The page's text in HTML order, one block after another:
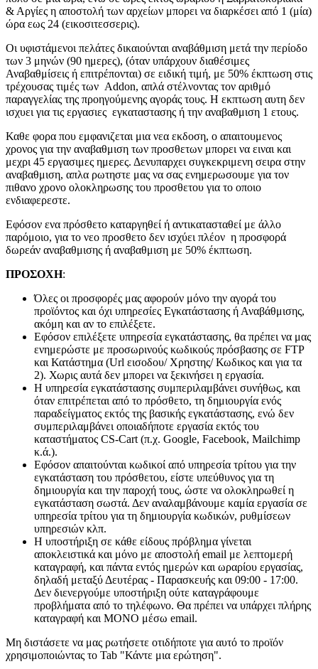
& Αργίες η αποστολή των αρχείων μπορει να διαρκέσει από 1 (μία)
ώρα εως 24 (εικοσιτεσσερις).
Οι υφιστάμενοι πελάτες δικαιούνται αναβάθμιση μετά την περίοδο
των 3 μηνών (90 ημερες), (όταν υπάρχουν διαθέσιμες
Αναβαθμίσεις ή επιτρέπονται) σε ειδική τιμή, με 50% έκπτωση στις
τρέχουσας τιμές των Addon, απλά στέλνοντας τον αριθμό
παραγγελίας της προηγούμενης αγοράς τους. H εκπτωση αυτη δεν
ισχυει για τις εργασιες εγκαταστασης ή την αναβαθμιση 1 ετους.
Καθε φορα που εμφανιζεται μια νεα εκδοση, ο απαιτουμενος
χρονος για την αναβαθμιση των προσθετων μπορει να ειναι και
μεχρι 45 εργασιμες ημερες. Δενυπαρχει συγκεκριμενη σειρα στην
αναβαθμιση, απλα ρωτηστε μας να σας ενημερωσουμε για τον
πιθανο χρονο ολοκληρωσης του προσθετου για το οποιο
ενδιαφερεστε.
Εφόσον ενα πρόσθετο καταργηθεί ή αντικατασταθεί με άλλο
παρόμοιο, για το νεο προσθετο δεν ισχύει πλέον η προσφορά
δωρεάν αναβαθμισης ή αναβαθμιση με 50% έκπτωση.
ΠΡΟΣΟΧΗ:
Όλες οι προσφορές μας αφορούν μόνο την αγορά του
προϊόντος και όχι υπηρεσίες Εγκατάστασης ή Αναβάθμισης,
ακόμη και αν το επιλέξετε.
Εφόσον επιλέξετε υπηρεσία εγκατάστασης, θα πρέπει να μας
ενημερώστε με προσωρινούς κωδικούς πρόσβασης σε FTP
και Κατάστημα (Url εισοδου/ Χρηστης/ Κωδικος και για τα
2). Χωρις αυτά δεν μπορει να ξεκινήσει η εργασία.
Η υπηρεσία εγκατάστασης συμπεριλαμβάνει συνήθως, και
όταν επιτρέπεται από το πρόσθετο, τη δημιουργία ενός
παραδείγματος εκτός της βασικής εγκατάστασης, ενώ δεν
συμπεριλαμβάνει οποιαδήποτε εργασία εκτός του
καταστήματος CS-Cart (π.χ. Google, Facebook, Mailchimp
κ.ά.).
Εφόσον απαιτούνται κωδικοί από υπηρεσία τρίτου για την
εγκατάσταση του πρόσθετου, είστε υπεύθυνος για τη
δημιουργία και την παροχή τους, ώστε να ολοκληρωθεί η
εγκατάσταση σωστά. Δεν αναλαμβάνουμε καμία εργασία σε
υπηρεσία τρίτου για τη δημιουργία κωδικών, ρυθμίσεων
υπηρεσιών κλπ.
Η υποστήριξη σε κάθε είδους πρόβλημα γίνεται
αποκλειστικά και μόνο με αποστολή email με λεπτομερή
καταγραφή, και πάντα εντός ημερών και ωραρίου εργασίας,
δηλαδή μεταξύ Δευτέρας - Παρασκευής και 09:00 - 17:00.
Δεν διενεργούμε υποστήριξη ούτε καταγράφουμε
προβλήματα από το τηλέφωνο. Θα πρέπει να υπάρχει πλήρης
καταγραφή και ΜΟΝΟ μέσω email.
Μη διστάσετε να μας ρωτήσετε οτιδήποτε για αυτό το προϊόν
χρησιμοποιώντας το Tab "Κάντε μια ερώτηση".